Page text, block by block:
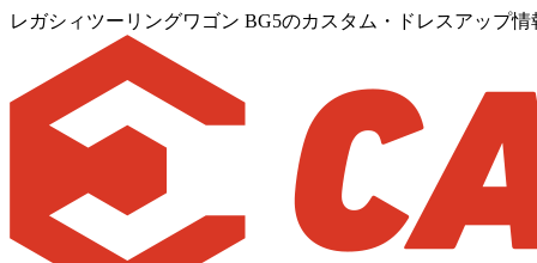
レガシィツーリングワゴン BG5のカスタム・ドレスアップ情